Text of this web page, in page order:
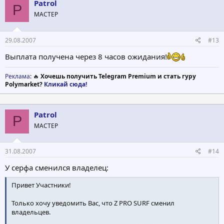
P Patrol
МАСТЕР
29.08.2007 #13
Выплата получена через 8 часов ожидания!
Реклама: 🔥 Хочешь получить Telegram Premium и стать гуру
Polymarket? Кликай сюда!
P Patrol
МАСТЕР
31.08.2007 #14
У серфа сменился владелец:
Привет Участники!
Только хочу уведомить Вас, что Z PRO SURF сменил
владельцев.